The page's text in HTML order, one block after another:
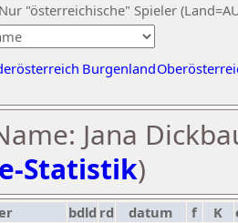
Nur "österreichische" Spieler
Burgenland
Jana
Statistik)
bdld rd datum f K